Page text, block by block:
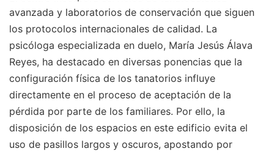
avanzada y laboratorios de conservación que siguen
los protocolos internacionales de calidad. La
psicóloga especializada en duelo, María Jesús Álava
Reyes, ha destacado en diversas ponencias que la
configuración física de los tanatorios influye
directamente en el proceso de aceptación de la
pérdida por parte de los familiares. Por ello, la
disposición de los espacios en este edificio evita el
uso de pasillos largos y oscuros, apostando por